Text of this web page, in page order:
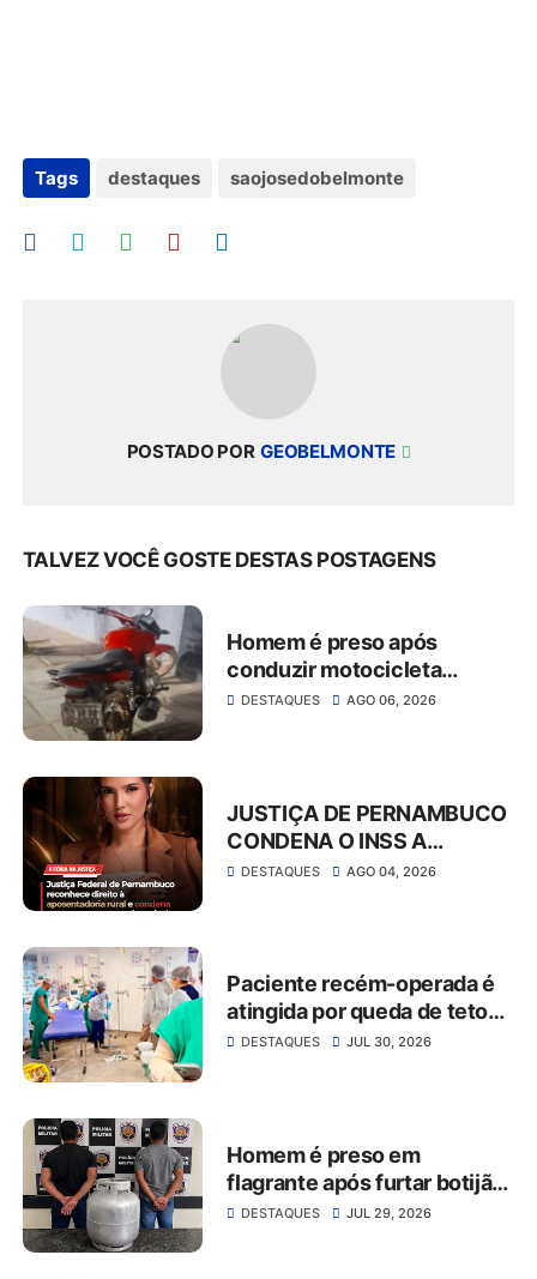
Tags destaques saojosedobelmonte
POSTADO POR GEOBELMONTE
TALVEZ VOCÊ GOSTE DESTAS POSTAGENS
Homem é preso após
conduzir motocicleta
embriagado e resistir à
DESTAQUES AGO 06, 2026
JUSTIÇA DE PERNAMBUCO
CONDENA O INSS A
CONCEDER
DESTAQUES AGO 04, 2026
Paciente recém-operada é
atingida por queda de teto
no Hospital da Restauração
DESTAQUES JUL 30, 2026
Homem é preso em
flagrante após furtar botijão
de gás de estabelecimento
DESTAQUES JUL 29, 2026